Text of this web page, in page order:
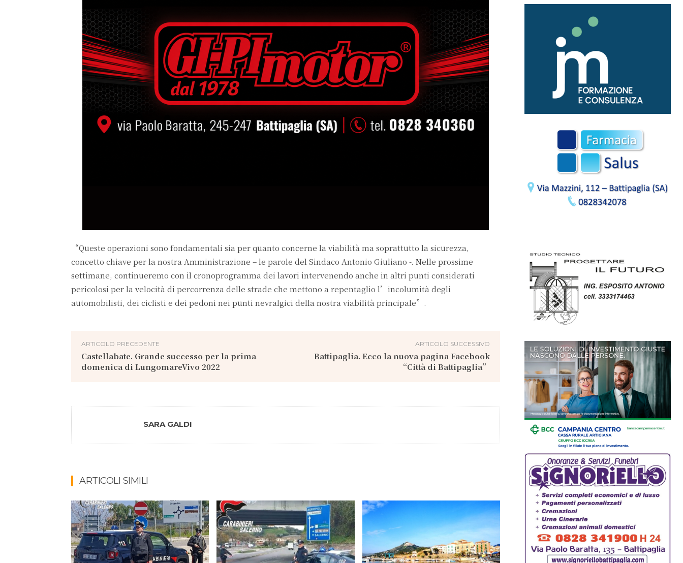
“Queste operazioni sono fondamentali sia per quanto concerne la viabilità ma soprattutto la sicurezza,
concetto chiave per la nostra Amministrazione – le parole del Sindaco Antonio Giuliano -. Nelle prossime
settimane, continueremo con il cronoprogramma dei lavori intervenendo anche in altri punti considerati
pericolosi per la velocità di percorrenza delle strade che mettono a repentaglio l’incolumità degli
automobilisti, dei ciclisti e dei pedoni nei punti nevralgici della nostra viabilità principale”.
ARTICOLO PRECEDENTE
Castellabate. Grande successo per la prima
domenica di LungomareVivo 2022
ARTICOLO SUCCESSIVO
Battipaglia. Ecco la nuova pagina Facebook
“Città di Battipaglia”
SARA GALDI
ARTICOLI SIMILI